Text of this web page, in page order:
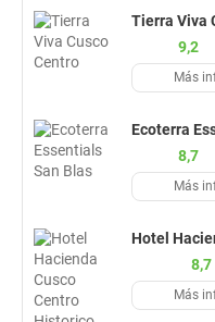
Tierra Viva
9,2
Más
Ecoterra
8,7
Más
Hotel
8,7
Más